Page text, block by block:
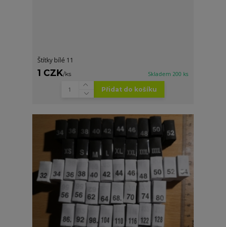
Štítky bílé 11
1 CZK/ks Skladem 200 ks
Přidat do košíku